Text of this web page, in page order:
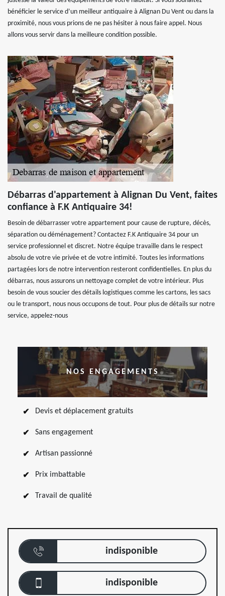
bénéficier le service d’un meilleur antiquaire à Alignan Du Vent ou dans la
proximité, nous vous prions de ne pas hésiter à nous faire appel. Nous
allons vous servir dans la meilleure condition possible.
Débarras d'appartement à Alignan Du Vent, faites
confiance à F.K Antiquaire 34!
Besoin de débarrasser votre appartement pour cause de rupture, décès,
séparation ou déménagement? Contactez F.K Antiquaire 34 pour un
service professionnel et discret. Notre équipe travaille dans le respect
absolu de votre vie privée et de votre intimité. Toutes les informations
partagées lors de notre intervention resteront confidentielles. En plus du
débarras, nous assurons un nettoyage complet de votre intérieur. Plus
besoin de vous soucier des détails logistiques comme les cartons, les sacs
ou le transport, nous nous occupons de tout. Pour plus de détails sur notre
service, appelez-nous
NOS ENGAGEMENTS
Devis et déplacement gratuits
Sans engagement
Artisan passionné
Prix imbattable
Travail de qualité
indisponible
indisponible